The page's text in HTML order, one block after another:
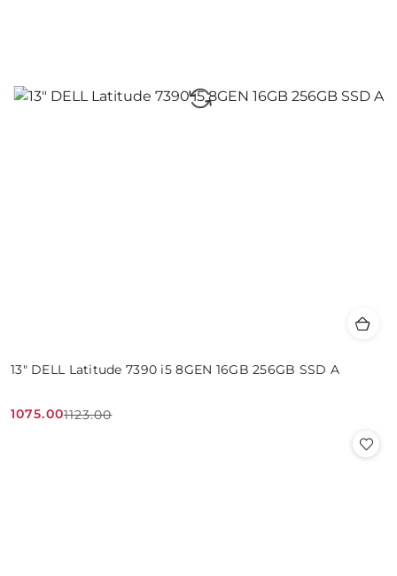
13" DELL Latitude 7390 i5 8GEN 16GB 256GB SSD A
Cena
1075.00
Cena
1123.00